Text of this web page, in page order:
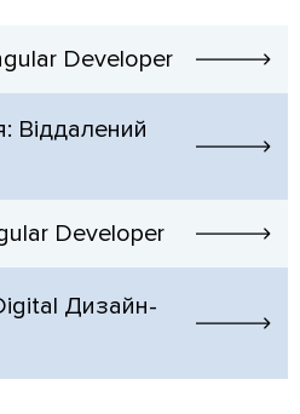
Developer
Віддалений
Developer
Дизайн-